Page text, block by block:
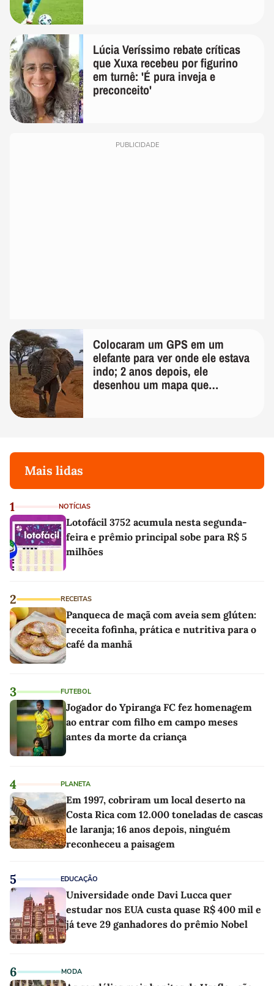
Lúcia Veríssimo rebate críticas
que Xuxa recebeu por figurino
em turnê: 'É pura inveja e
preconceito'
PUBLICIDADE
Colocaram um GPS em um
elefante para ver onde ele estava
indo; 2 anos depois, ele
desenhou um mapa que
Mais lidas
1 NOTÍCIAS
Lotofácil 3752 acumula nesta segunda-
feira e prêmio principal sobe para R$ 5
milhões
2 RECEITAS
Panqueca de maçã com aveia sem glúten:
receita fofinha, prática e nutritiva para o
café da manhã
3 FUTEBOL
Jogador do Ypiranga FC fez homenagem
ao entrar com filho em campo meses
antes da morte da criança
4 PLANETA
Em 1997, cobriram um local deserto na
Costa Rica com 12.000 toneladas de cascas
de laranja; 16 anos depois, ninguém
reconheceu a paisagem
5 EDUCAÇÃO
Universidade onde Davi Lucca quer
estudar nos EUA custa quase R$ 400 mil e
já teve 29 ganhadores do prêmio Nobel
6 MODA